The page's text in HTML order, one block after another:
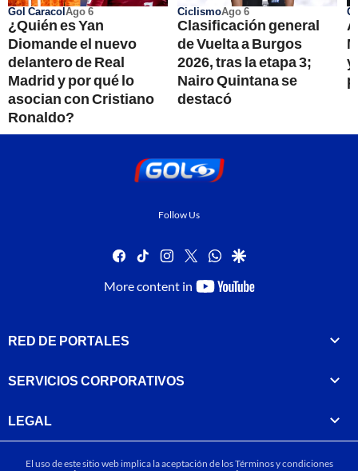
Gol CaracolAgo 6
¿Quién es Yan
Diomande el nuevo
delantero de Real
Madrid y por qué lo
asocian con Cristiano
Ronaldo?
CiclismoAgo 6
Clasificación general
de Vuelta a Burgos
2026, tras la etapa 3;
Nairo Quintana se
destacó
y
Follow Us
facebook
tiktok instagram
twitterwhatsapp
google
More content in
youtube-
RED DE PORTALES
SERVICIOS CORPORATIVOS
LEGAL
El uso de este sitio web implica la aceptación de losTérminos y condiciones